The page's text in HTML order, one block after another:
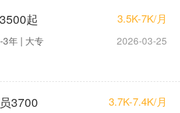
起 3.5K-7K/月
3年 | 大专 2026-03-25
3700 3.7K-7.4K/月